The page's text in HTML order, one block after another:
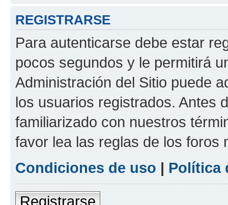
REGISTRARSE
Para autenticarse debe estar
pocos segundos y le permitirá
Administración del Sitio puede
los usuarios registrados. Antes
familiarizado con nuestros
favor lea las reglas de los foros
Condiciones de uso | Política
Registrarse